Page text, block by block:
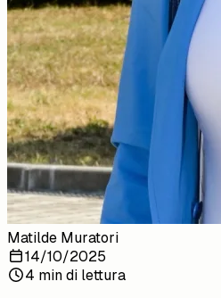
Matilde Muratori
14/10/2025
4 min di lettura